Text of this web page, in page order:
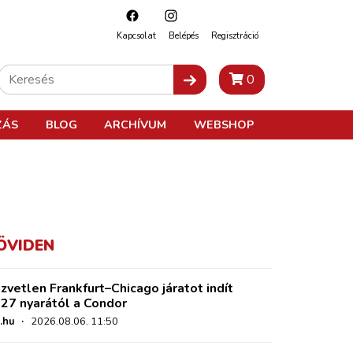
Kapcsolat Belépés Regisztráció
0
BLOG ARCHÍVUM WEBSHOP
Frankfurt–Chicago járatot indít
nyarától a Condor
· 2026.08.06. 11:50